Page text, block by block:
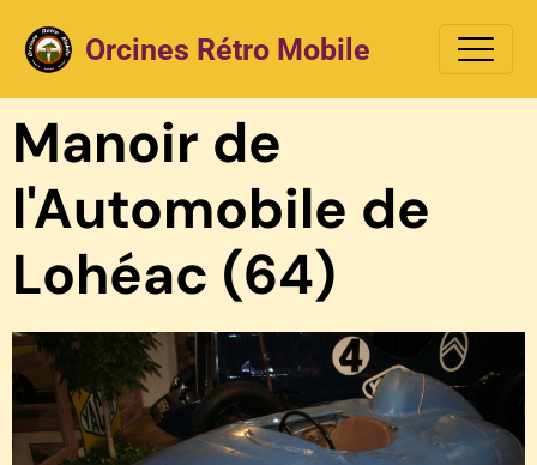
Orcines Rétro Mobile
Manoir de
l'Automobile de
Lohéac (64)